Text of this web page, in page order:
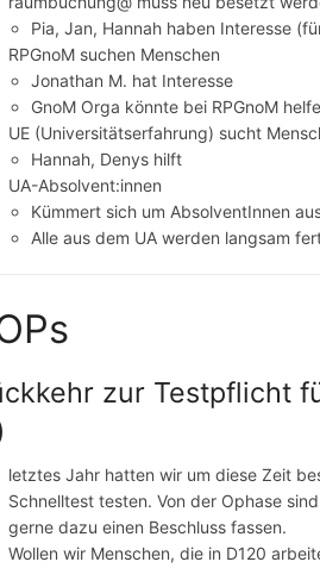
Pia, Jan, Hannah haben Interesse
RPGnoM suchen Menschen
Jonathan M. hat Interesse
GnoM Orga könnte bei RPGnoM
UE (Universitätserfahrung) sucht
Hannah, Denys hilft
UA-Absolvent:innen
Kümmert sich um AbsolventInnen
Alle aus dem UA werden langsam
zur Testpflicht
letztes Jahr hatten wir um diese Zeit
Schnelltest testen. Von der Ophase
gerne dazu einen Beschluss fassen.
Wollen wir Menschen, die in D120